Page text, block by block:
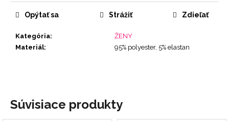
Kategória:
ŽENY
Materiál: 95% polyester, 5% elastan
Opýtať sa Strážiť Zdieľať
Súvisiace produkty